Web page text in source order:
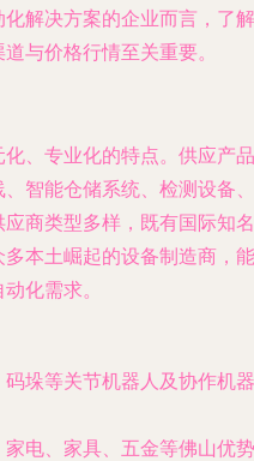
解决方案的企业而言，了解
与价格行情至关重要。
、专业化的特点。供应产品
智能仓储系统、检测设备、
商类型多样，既有国际知名
本土崛起的设备制造商，能
化需求。
码垛等关节机器人及协作机器
家电、家具、五金等佛山优势